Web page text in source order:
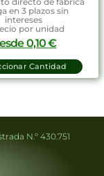
en 3 plazos sin
intereses
por unidad
0,10€
Cantidad
N.º 430.751